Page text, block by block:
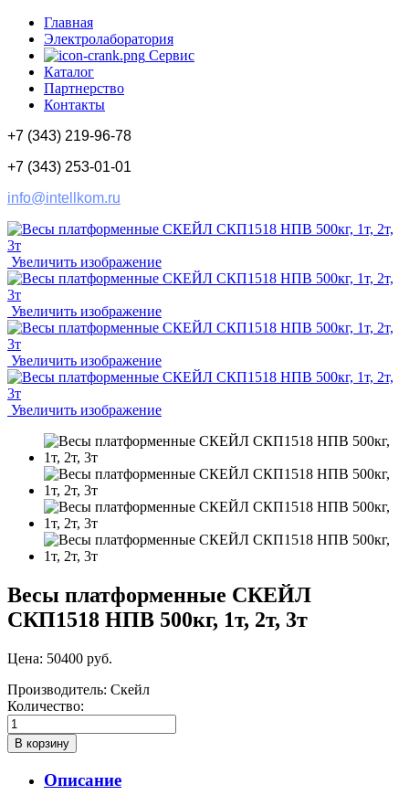
Главная
Электролаборатория
Сервис
Каталог
Партнерство
Контакты
+7 (343) 219-96-78
+7 (343) 253-01-01
info@intellkom.ru
Увеличить изображение
Увеличить изображение
Увеличить изображение
Увеличить изображение
Весы платформенные СКЕЙЛ
СКП1518 НПВ 500кг, 1т, 2т, 3т
Цена: 50400 руб.
Производитель: Скейл
Количество:
Описание